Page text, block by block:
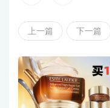
上一篇 下一篇